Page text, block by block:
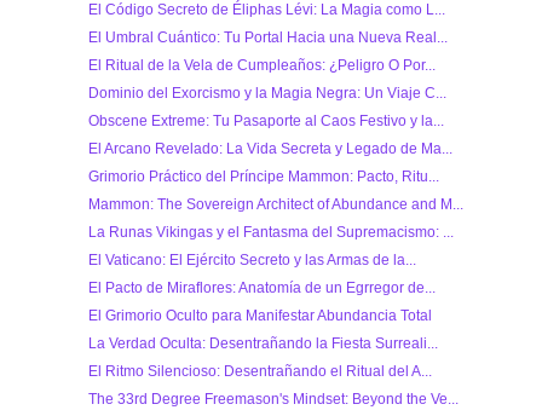
El Código Secreto de Éliphas Lévi: La Magia como L...
El Umbral Cuántico: Tu Portal Hacia una Nueva Real...
El Ritual de la Vela de Cumpleaños: ¿Peligro O Por...
Dominio del Exorcismo y la Magia Negra: Un Viaje C...
Obscene Extreme: Tu Pasaporte al Caos Festivo y la...
El Arcano Revelado: La Vida Secreta y Legado de Ma...
Grimorio Práctico del Príncipe Mammon: Pacto, Ritu...
Mammon: The Sovereign Architect of Abundance and M...
La Runas Vikingas y el Fantasma del Supremacismo: ...
El Vaticano: El Ejército Secreto y las Armas de la...
El Pacto de Miraflores: Anatomía de un Egrregor de...
El Grimorio Oculto para Manifestar Abundancia Total
La Verdad Oculta: Desentrañando la Fiesta Surreali...
El Ritmo Silencioso: Desentrañando el Ritual del A...
The 33rd Degree Freemason's Mindset: Beyond the Ve...